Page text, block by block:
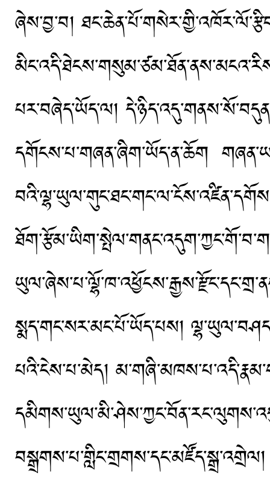
ཞེས་བྱ་བ།
པར་བཞེད་ཡོད་ལ།
དགོངས་པ་གཞན་ཞིག་ཡོད་ན་ཆོག
སྨད་གང་སར་མང་པོ་ཡོད་པས།
པའི་ངེས་པ་མེད།